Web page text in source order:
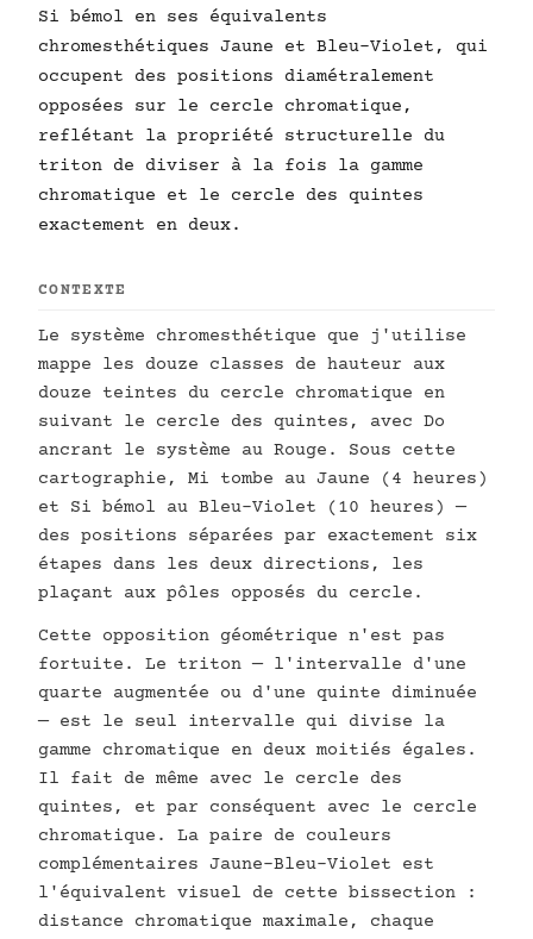
Si bémol en ses équivalents
chromesthétiques Jaune et Bleu-Violet, qui
occupent des positions diamétralement
opposées sur le cercle chromatique,
reflétant la propriété structurelle du
triton de diviser à la fois la gamme
chromatique et le cercle des quintes
exactement en deux.
CONTEXTE
Le système chromesthétique que j'utilise
mappe les douze classes de hauteur aux
douze teintes du cercle chromatique en
suivant le cercle des quintes, avec Do
ancrant le système au Rouge. Sous cette
cartographie, Mi tombe au Jaune (4 heures)
et Si bémol au Bleu-Violet (10 heures) —
des positions séparées par exactement six
étapes dans les deux directions, les
plaçant aux pôles opposés du cercle.
Cette opposition géométrique n'est pas
fortuite. Le triton — l'intervalle d'une
quarte augmentée ou d'une quinte diminuée
— est le seul intervalle qui divise la
gamme chromatique en deux moitiés égales.
Il fait de même avec le cercle des
quintes, et par conséquent avec le cercle
chromatique. La paire de couleurs
complémentaires Jaune–Bleu-Violet est
l'équivalent visuel de cette bissection :
distance chromatique maximale, chaque